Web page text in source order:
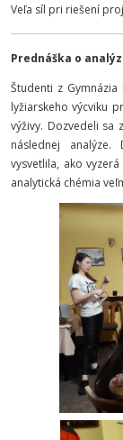
Veľa síl pri riešení
Prednáška o
Študenti z Gymnázia
lyžiarskeho výcviku
výživy. Dozvedeli sa
následnej
vysvetlila, ako
analytická chémia